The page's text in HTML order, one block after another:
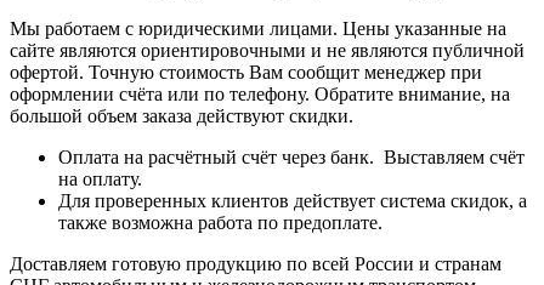
Мы работаем с юридическими лицами. Цены указанные на
сайте являются ориентировочными и не являются публичной
офертой. Точную стоимость Вам сообщит менеджер при
оформлении счёта или по телефону. Обратите внимание, на
большой объем заказа действуют скидки.
Оплата на расчётный счёт через банк. Выставляем счёт
на оплату.
Для проверенных клиентов действует система скидок, а
также возможна работа по предоплате.
Доставляем готовую продукцию по всей России и странам